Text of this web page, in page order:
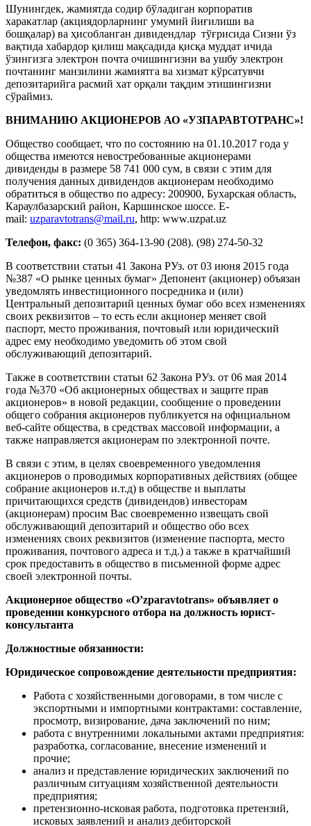
Шунингдек, жамиятда содир бўладиган корпоратив
харакатлар (акциядорларнинг умумий йиғилиши ва
бошқалар) ва ҳисобланган дивидендлар тўғрисида Сизни ўз
вақтида хабардор қилиш мақсадида қисқа муддат ичида
ўзингизга электрон почта очишингизни ва ушбу электрон
почтанинг манзилини жамиятга ва хизмат кўрсатувчи
депозитарийга расмий хат орқали тақдим этишингизни
сўраймиз.
ВНИМАНИЮ АКЦИОНЕРОВ АО «УЗПАРАВТОТРАНС»!
Общество сообщает, что по состоянию на 01.10.2017 года у
общества имеются невостребованные акционерами
дивиденды в размере 58 741 000 сум, в связи с этим для
получения данных дивидендов акционерам необходимо
обратиться в общество по адресу: 200900, Бухарская область,
Караулбазарский район, Каршинское шоссе. E-
mail: uzparavtotrans@mail.ru, http: www.uzpat.uz
Телефон, факс: (0 365) 364-13-90 (208). (98) 274-50-32
В соответствии статьи 41 Закона РУз. от 03 июня 2015 года
№387 «О рынке ценных бумаг» Депонент (акционер) объязан
уведомлять инвестиционного посредника и (или)
Центральный депозитарий ценных бумаг обо всех изменениях
своих реквизитов – то есть если акционер меняет свой
паспорт, место проживания, почтовый или юридический
адрес ему необходимо уведомить об этом свой
обслуживающий депозитарий.
Также в соответствии статьи 62 Закона РУз. от 06 мая 2014
года №370 «Об акционерных обществах и защите прав
акционеров» в новой редакции, сообщение о проведении
общего собрания акционеров публикуется на официальном
веб-сайте общества, в средствах массовой информации, а
также направляется акционерам по электронной почте.
В связи с этим, в целях своевременного уведомления
акционеров о проводимых корпоративных действиях (общее
собрание акционеров и.т.д) в обществе и выплаты
причитающихся средств (дивидендов) инвесторам
(акционерам) просим Вас своевременно извещать свой
обслуживающий депозитарий и общество обо всех
изменениях своих реквизитов (изменение паспорта, место
проживания, почтового адреса и т.д.) а также в кратчайший
срок предоставить в общество в письменной форме адрес
своей электронной почты.
Акционерное общество «O’zparavtotrans» объявляет о
проведении конкурсного отбора на должность юрист-
консультанта
Должностные обязанности:
Юридическое сопровождение деятельности предприятия:
Работа с хозяйственными договорами, в том числе с
экспортными и импортными контрактами: составление,
просмотр, визирование, дача заключений по ним;
работа с внутренними локальными актами предприятия:
разработка, согласование, внесение изменений и
прочие;
анализ и представление юридических заключений по
различным ситуациям хозяйственной деятельности
предприятия;
претензионно-исковая работа, подготовка претензий,
исковых заявлений и анализ дебиторской